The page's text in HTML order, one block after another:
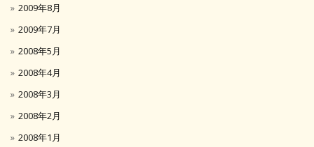
2009年8月
2009年7月
2008年5月
2008年4月
2008年3月
2008年2月
2008年1月